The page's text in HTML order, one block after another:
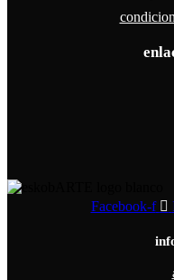
Facebook-f